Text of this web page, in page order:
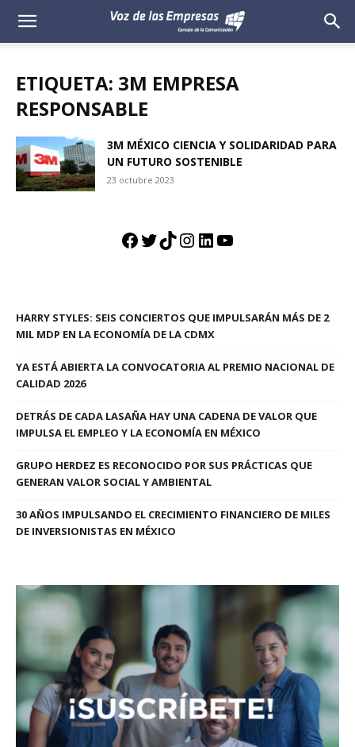
Voz
Empresas
ETIQUETA: 3M EMPRESA
RESPONSABLE
3M MÉXICO CIENCIA Y SOLIDARIDAD PARA
UN FUTURO SOSTENIBLE
23 octubre 2023
Facebook
Twitter
TikTok
Instagram
LinkedIn
YouTube
HARRY STYLES: SEIS CONCIERTOS QUE IMPULSARÁN MÁS DE 2
MIL MDP EN LA ECONOMÍA DE LA CDMX
YA ESTÁ ABIERTA LA CONVOCATORIA AL PREMIO NACIONAL DE
CALIDAD 2026
DETRÁS DE CADA LASAÑA HAY UNA CADENA DE VALOR QUE
IMPULSA EL EMPLEO Y LA ECONOMÍA EN MÉXICO
GRUPO HERDEZ ES RECONOCIDO POR SUS PRÁCTICAS QUE
GENERAN VALOR SOCIAL Y AMBIENTAL
30 AÑOS IMPULSANDO EL CRECIMIENTO FINANCIERO DE MILES
DE INVERSIONISTAS EN MÉXICO